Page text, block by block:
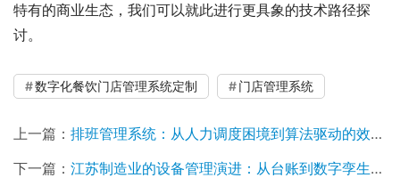
特有的商业生态，我们可以就此进行更具象的技术路径探
讨。
数字化餐饮门店管理系统定制 门店管理系统
上一篇： 排班管理系统：从人力调度困境到算法驱动的效率革新
下一篇： 江苏制造业的设备管理演进：从台账到数字孪生的系统跃迁